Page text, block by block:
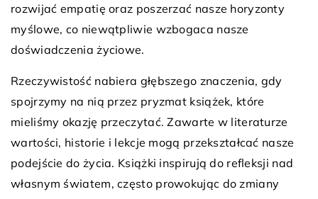
rozwijać empatię oraz poszerzać nasze horyzonty
myślowe, co niewątpliwie wzbogaca nasze
doświadczenia życiowe.
Rzeczywistość nabiera głębszego znaczenia, gdy
spojrzymy na nią przez pryzmat książek, które
mieliśmy okazję przeczytać. Zawarte w literaturze
wartości, historie i lekcje mogą przekształcać nasze
podejście do życia. Książki inspirują do refleksji nad
własnym światem, często prowokując do zmiany